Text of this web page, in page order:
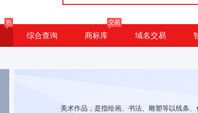
热
综合查询 商标库
交易
域名交易
美术作品，是指绘画、书法、雕塑等以线条